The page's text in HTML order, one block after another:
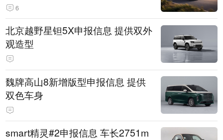
6
北京越野星钽5X申报信息 提供双外
观造型
魏牌高山8新增版型申报信息 提供
双色车身
smart精灵#2申报信息 车长2751m